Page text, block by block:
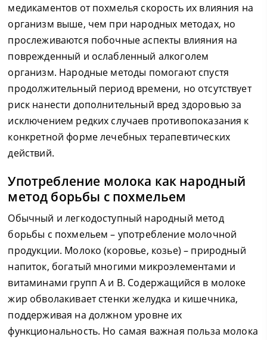
медикаментов от похмелья скорость их влияния на
организм выше, чем при народных методах, но
прослеживаются побочные аспекты влияния на
поврежденный и ослабленный алкоголем
организм. Народные методы помогают спустя
продолжительный период времени, но отсутствует
риск нанести дополнительный вред здоровью за
исключением редких случаев противопоказания к
конкретной форме лечебных терапевтических
действий.
Употребление молока как народный
метод борьбы с похмельем
Обычный и легкодоступный народный метод
борьбы с похмельем – употребление молочной
продукции. Молоко (коровье, козье) – природный
напиток, богатый многими микроэлементами и
витаминами групп А и В. Содержащийся в молоке
жир обволакивает стенки желудка и кишечника,
поддерживая на должном уровне их
функциональность. Но самая важная польза молока